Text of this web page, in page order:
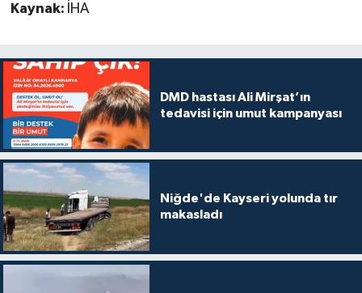
Kaynak: İHA
DMD hastası Ali Mirşat’ın
tedavisi için umut kampanyası
Niğde'de Kayseri yolunda tır
makasladı